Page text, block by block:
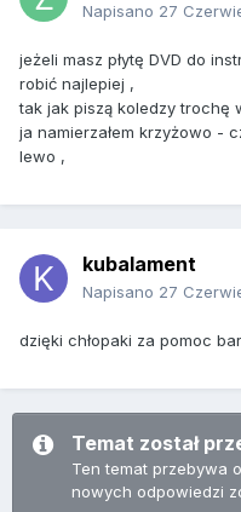
Napisano 27
jeżeli masz płytę DVD do
robić najlepiej ,
tak jak piszą koledzy trochę
ja namierzałem krzyżowo -
lewo ,
kubalament
Napisano 27
dzięki chłopaki za pomoc
Temat został
Ten temat przebywa
nowych odpowiedzi